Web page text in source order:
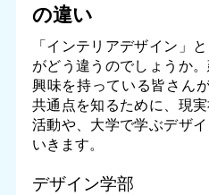
の違い
「インテリアデザイン」
がどう違うのでしょうか
興味を持っている皆さん
共通点を知るために、現
活動や、大学で学ぶデザ
いきます。
デザイン学部